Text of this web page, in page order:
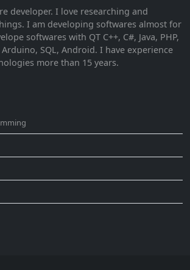
developer. I love researching and
I am developing softwares almost for
softwares with QT C++, C#, Java, PHP,
Arduino, SQL, Android. I have experience
more than 15 years.